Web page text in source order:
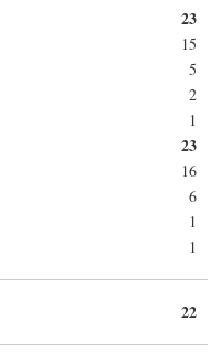
23
15
5
2
1
23
16
6
1
1
22